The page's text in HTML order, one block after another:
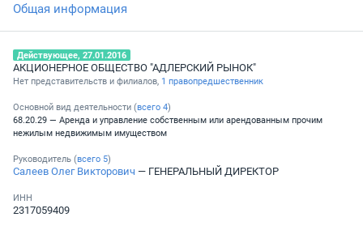
Общая информация
Действующее, 27.01.2016
АКЦИОНЕРНОЕ ОБЩЕСТВО "АДЛЕРСКИЙ РЫНОК"
Нет представительств и филиалов, 1 правопредшественник
Основной вид деятельности (всего 4)
68.20.29 — Аренда и управление собственным или арендованным прочим
нежилым недвижимым имуществом
Руководитель (всего 5)
Салеев Олег Викторович — ГЕНЕРАЛЬНЫЙ ДИРЕКТОР
ИНН
2317059409